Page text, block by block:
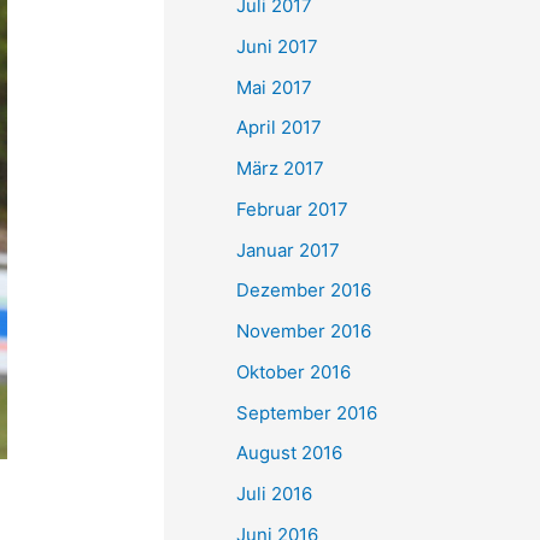
Juli 2017
Juni 2017
Mai 2017
April 2017
März 2017
Februar 2017
Januar 2017
Dezember 2016
November 2016
Oktober 2016
September 2016
August 2016
Juli 2016
Juni 2016